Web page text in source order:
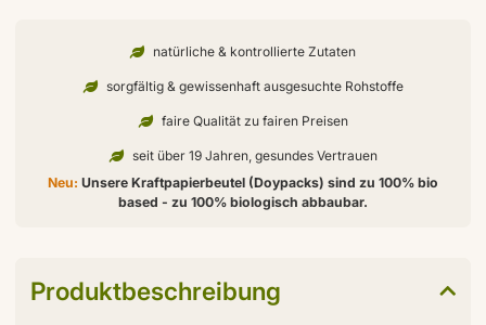
natürliche & kontrollierte Zutaten
sorgfältig & gewissenhaft ausgesuchte Rohstoffe
faire Qualität zu fairen Preisen
seit über 19 Jahren, gesundes Vertrauen
Neu: Unsere Kraftpapierbeutel (Doypacks) sind zu 100% bio
based - zu 100% biologisch abbaubar.
Produktbeschreibung